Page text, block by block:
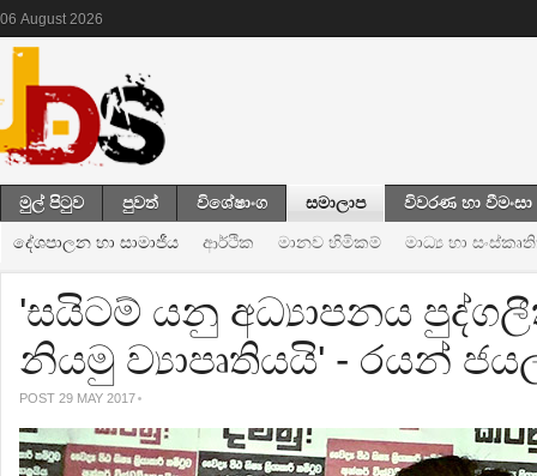
06 August 2026
මුල් පිටුව පුවත් විශේෂාංග සමාලාප විවරණ හා වීමංසා
දේශපාලන හා සාමාජීය ආර්ථික මානව හිමිකම් මාධ්‍ය හා
'සයිටම් යනු අධ්‍යාපනය
නියමු ව්‍යාපෘතියයි' - රයන්
POST 29 MAY 2017